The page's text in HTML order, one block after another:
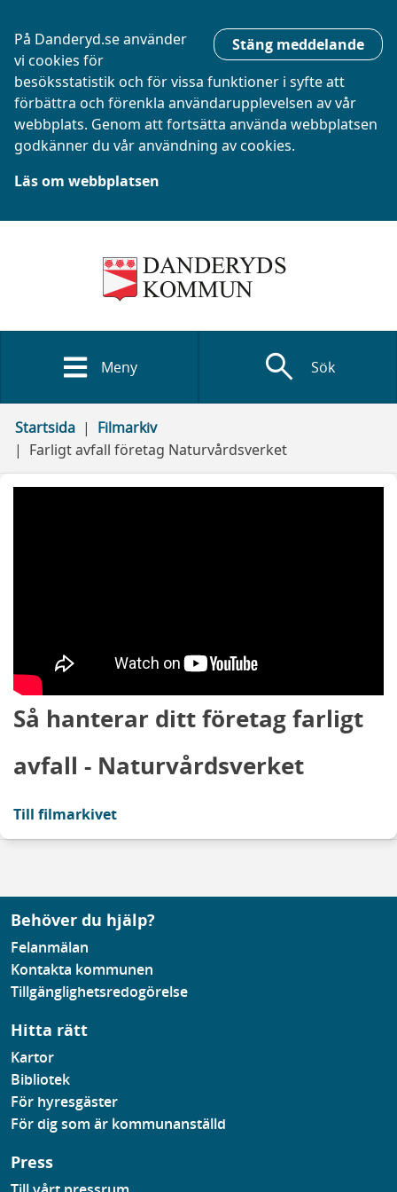
Stäng meddelande
På Danderyd.se använder
vi cookies för
besöksstatistik och för vissa funktioner i syfte att
förbättra och förenkla användarupplevelsen av vår
webbplats. Genom att fortsätta använda webbplatsen
godkänner du vår användning av cookies.
Läs om webbplatsen
Meny search Sök
Startsida
Filmarkiv
Farligt avfall företag Naturvårdsverket
Så hanterar ditt företag farligt
avfall - Naturvårdsverket
Till filmarkivet
Behöver du hjälp?
Felanmälan
Kontakta kommunen
Tillgänglighetsredogörelse
Hitta rätt
Kartor
Bibliotek
För hyresgäster
För dig som är kommunanställd
Press